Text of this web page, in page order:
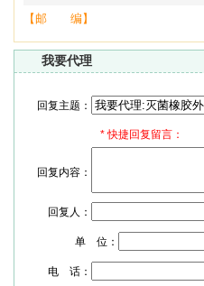
【邮 编】
我要代理
回复主题：
*快捷回复留言：
回复内容：
回复人：
单 位：
电 话：